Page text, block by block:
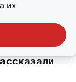
их